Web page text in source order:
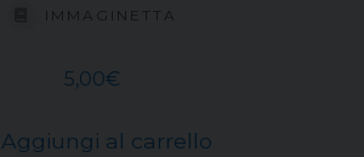
IMMAGINETTA
5,00€
Aggiungi al carrello